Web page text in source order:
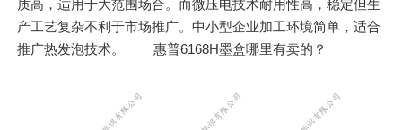
质高，适用于大范围场合。而微压电技术耐用性高，稳定但生
产工艺复杂不利于市场推广。中小型企业加工环境简单，适合
推广热发泡技术。 惠普6168H墨盒哪里有卖的？